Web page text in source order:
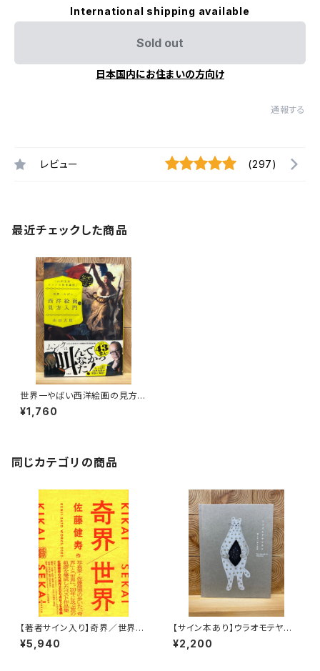
International shipping available
Sold out
日本国内にお住まいの方向け
通報する
レビュー (297)
最近チェックした商品
世界一やばい西洋絵画の見方入
門
¥1,760
同じカテゴリの商品
【著者サイン入り】奇界／世界
佐藤健寿作品集
¥5,940
【サイン本あり】ウラオモテヤマ
ネコ
¥2,200